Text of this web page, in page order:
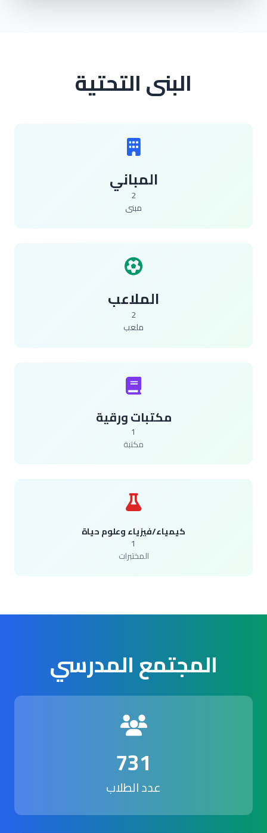
البنى التحتية
المباني
2
مبنى
الملاعب
2
ملعب
مكتبات ورقية
مكتبة
كيمياء/فيزياء وعلوم حياة
المختبرات
المجتمع المدرسي
731
عدد الطلاب